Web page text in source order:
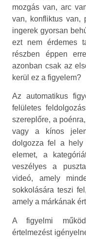
mozgás van, arc
van, konfliktus van,
ingerek gyorsan
ezt nem érdemes
részben éppen
azonban csak az
kerül ez a figyelem?
Az automatikus
felületes
szereplőre, a
vagy a kínos
dolgozza fel a hely
elemet, a
veszélyes a
videó, amely
sokkolására teszi
amely a márkának
A figyelmi
értelmezést